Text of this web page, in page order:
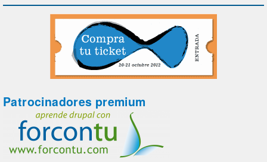
Patrocinadores premium